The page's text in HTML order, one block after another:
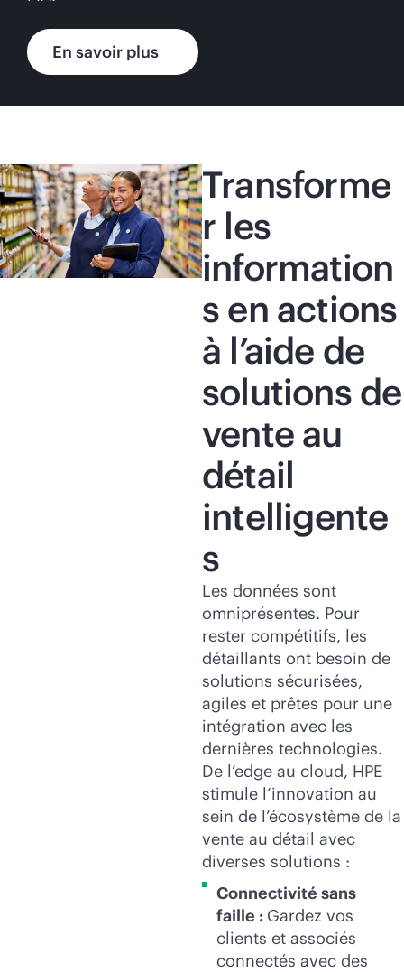
En savoir plus
Transforme
r les
information
s en actions
à l’aide de
solutions de
vente au
détail
intelligente
s
Les données sont
omniprésentes. Pour
rester compétitifs, les
détaillants ont besoin de
solutions sécurisées,
agiles et prêtes pour une
intégration avec les
dernières technologies.
De l’edge au cloud, HPE
stimule l’innovation au
sein de l’écosystème de la
vente au détail avec
diverses solutions :
Connectivité sans
faille : Gardez vos
clients et associés
connectés avec des